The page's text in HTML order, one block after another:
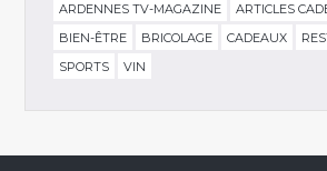
ARDENNES TV-MAGAZINE
ARTICLES
BIEN-ÊTRE
BRICOLAGE CADEAUX
SPORTS
VIN